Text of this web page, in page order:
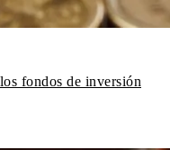
fondos de inversión